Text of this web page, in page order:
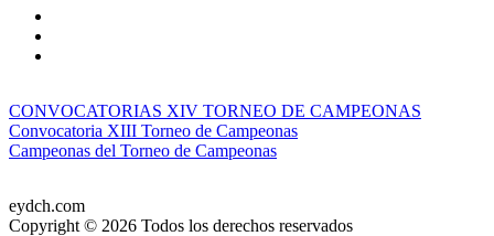
CONVOCATORIAS XIV TORNEO DE CAMPEONAS
Convocatoria XIII Torneo de Campeonas
Campeonas del Torneo de Campeonas
eydch.com
Copyright © 2026 Todos los derechos reservados